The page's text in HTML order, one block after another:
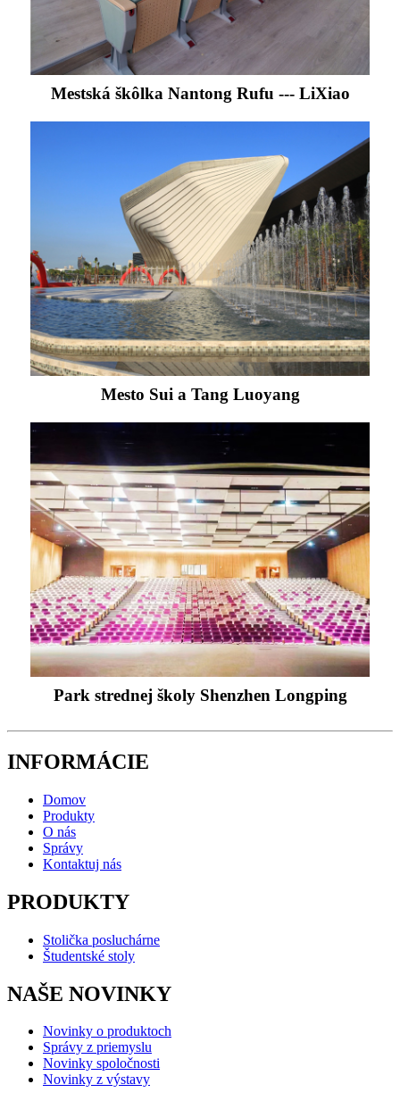
Mestská škôlka Nantong Rufu --- LiXiao
Mesto Sui a Tang Luoyang
Park strednej školy Shenzhen Longping
INFORMÁCIE
Domov
Produkty
O nás
Správy
Kontaktuj nás
PRODUKTY
Stolička posluchárne
Študentské stoly
NAŠE NOVINKY
Novinky o produktoch
Správy z priemyslu
Novinky spoločnosti
Novinky z výstavy